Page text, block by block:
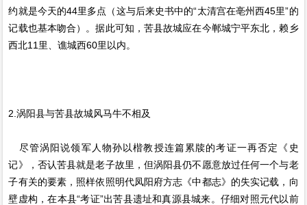
约就是今天的44里多点（这与后来史书中的“太清宫在亳州西45里”的
记载也基本吻合）。据此可知，苦县故城应在今郸城宁平东北，赖乡
西北11里、谯城西60里以内。
2.涡阳县与苦县故城风马牛不相及
尽管涡阳说领军人物孙以楷教授连篇累牍的考证一再否定《史
记》，否认苦县就是老子故里，但涡阳县仍不愿意放过任何一个与老
子有关的要素，照样依照明代凤阳府方志《中都志》的失实记载，向
壁虚构，在本县“考证”出苦县遗址和真源县城来。仔细对照元代以前